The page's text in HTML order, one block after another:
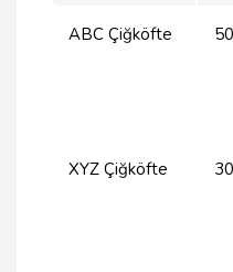
ABC Çiğköfte
XYZ Çiğköfte